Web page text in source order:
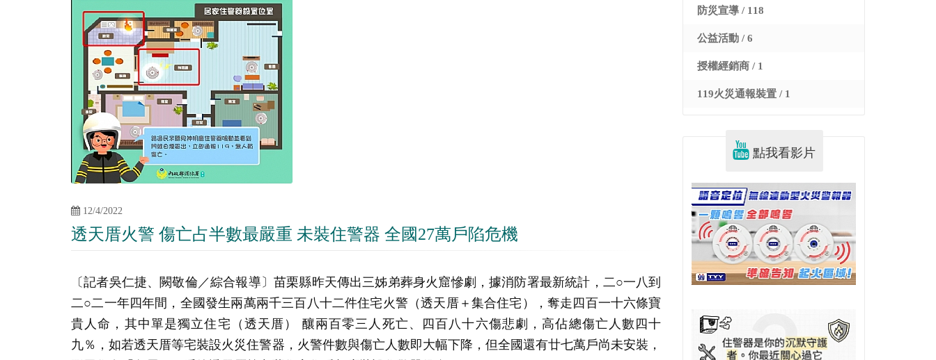
12/4/2022
透天厝火警 傷亡占半數最嚴重 未裝住警器 全國27萬戶陷危機
〔記者吳仁捷、闕敬倫／綜合報導〕苗栗縣昨天傳出三姊弟葬身火窟慘劇，據消防署最新統計，二○一八到
二○二一年四年間，全國發生兩萬兩千三百八十二件住宅火警（透天厝＋集合住宅），奪走四百一十六條寶
貴人命，其中單是獨立住宅（透天厝） 釀兩百零三人死亡、四百八十六傷悲劇，高佔總傷亡人數四十
九％，如若透天厝等宅裝設火災住警器，火警件數與傷亡人數即大幅下降，但全國還有廿七萬戶尚未安裝，
防災宣導 / 118
公益活動 / 6
授權經銷商 / 1
119火災通報裝置 / 1
點我看影片